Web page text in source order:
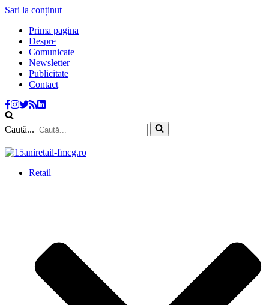
Sari la conținut
Prima pagina
Despre
Comunicate
Newsletter
Publicitate
Contact
Caută...
Retail